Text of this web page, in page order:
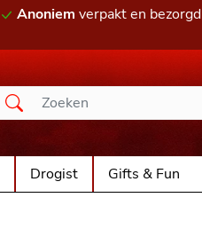
Anoniem verpakt en bezorgd
Drogist Gifts & Fun